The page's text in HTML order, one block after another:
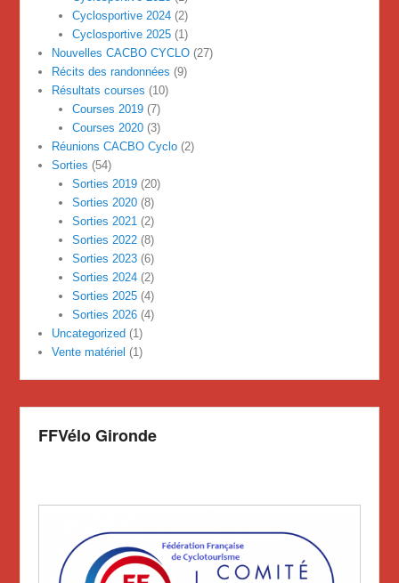
Cyclosportive 2024(2)
Cyclosportive 2025(1)
Nouvelles CACBO CYCLO (27)
Récits des randonnées (9)
Résultats courses (10)
Courses 2019(7)
Courses 2020(3)
Réunions CACBO Cyclo (2)
Sorties (54)
Sorties 2019(20)
Sorties 2020(8)
Sorties 2021(2)
Sorties 2022(8)
Sorties 2023(6)
Sorties 2024(2)
Sorties 2025(4)
Sorties 2026(4)
Uncategorized (1)
Vente matériel (1)
FFVélo Gironde